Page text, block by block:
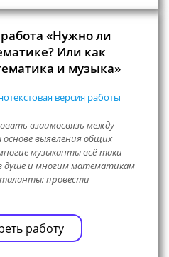
«Нужно ли
Или как
и музыка»
версия работы
взаимосвязь между
выявления общих
музыканты всё-таки
и многим математикам
провести
работу